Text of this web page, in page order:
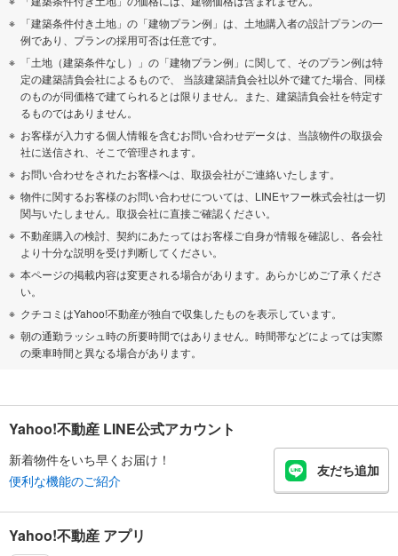
「建築条件付き土地」の「建物プラン例」は、土地購入者の設計プランの一
例であり、プランの採用可否は任意です。
「土地（建築条件なし）」の「建物プラン例」に関して、そのプラン例は特
定の建築請負会社によるもので、 当該建築請負会社以外で建てた場合、同様
のものが同価格で建てられるとは限りません。また、建築請負会社を特定す
るものではありません。
お客様が入力する個人情報を含むお問い合わせデータは、当該物件の取扱会
社に送信され、そこで管理されます。
お問い合わせをされたお客様へは、取扱会社がご連絡いたします。
物件に関するお客様のお問い合わせについては、LINEヤフー株式会社は一切
関与いたしません。取扱会社に直接ご確認ください。
不動産購入の検討、契約にあたってはお客様ご自身が情報を確認し、各会社
より十分な説明を受け判断してください。
本ページの掲載内容は変更される場合があります。あらかじめご了承くださ
い。
クチコミはYahoo!不動産が独自で収集したものを表示しています。
朝の通勤ラッシュ時の所要時間ではありません。時間帯などによっては実際
の乗車時間と異なる場合があります。
Yahoo!不動産 LINE公式アカウント
新着物件をいち早くお届け！
便利な機能のご紹介
友だち追加
Yahoo!不動産 アプリ